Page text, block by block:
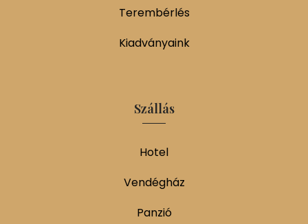
Terembérlés
Kiadványaink
Szállás
Hotel
Vendégház
Panzió